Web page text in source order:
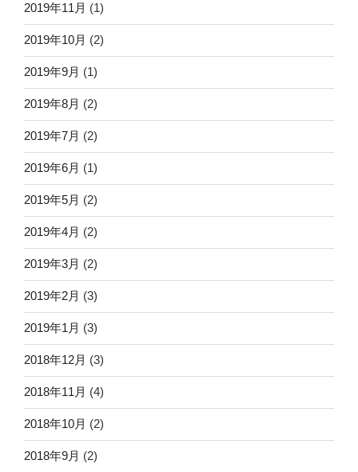
2019年11月 (1)
2019年10月 (2)
2019年9月 (1)
2019年8月 (2)
2019年7月 (2)
2019年6月 (1)
2019年5月 (2)
2019年4月 (2)
2019年3月 (2)
2019年2月 (3)
2019年1月 (3)
2018年12月 (3)
2018年11月 (4)
2018年10月 (2)
2018年9月 (2)